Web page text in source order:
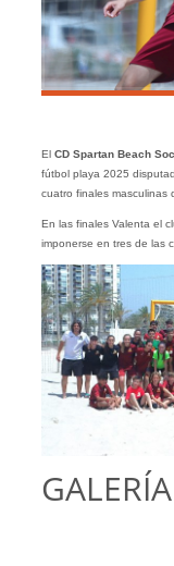
El CD Spartan Beach
fútbol playa 2025
cuatro finales masculinas
En las finales Valenta el
imponerse en tres de las